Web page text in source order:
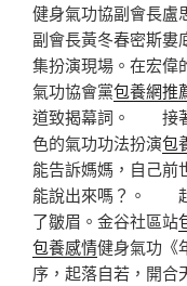
健身氣功協副會長盧
副會長黃冬春密斯婁
集扮演現場。在宏偉
氣功協會黨包養網推
道致揭幕詞。 接
色的氣功功法扮演包
能告訴媽媽，自己前
能說出來嗎？。 起
了皺眉。金谷社區站
包養感情健身氣功《
序，起落自若，開合